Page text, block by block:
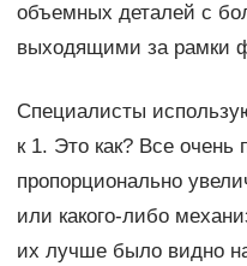
объемных деталей с
выходящими за рамки
Специалисты
к 1. Это как? Все очень
пропорционально
или какого-либо
их лучше было видно